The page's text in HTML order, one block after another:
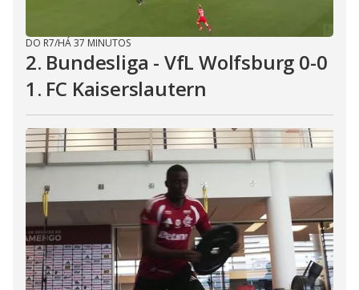
DO R7/HÁ 37 MINUTOS
2. Bundesliga - VfL Wolfsburg 0-0
1. FC Kaiserslautern